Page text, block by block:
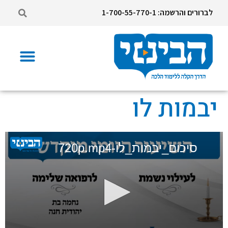
לברורים והרשמה: 1-700-55-770-1
יבמות לו
סיכום_יבמות_לו-720p.mp4